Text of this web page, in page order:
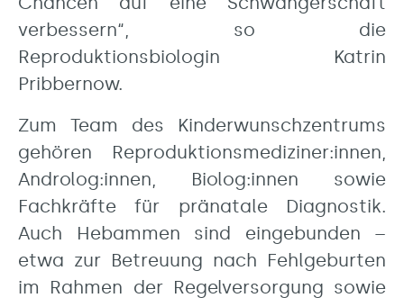
verbessern“, so die
Reproduktionsbiologin Katrin
Pribbernow.
Zum Team des Kinderwunschzentrums
gehören Reproduktionsmediziner:innen,
Androlog:innen, Biolog:innen sowie
Fachkräfte für pränatale Diagnostik.
Auch Hebammen sind eingebunden –
etwa zur Betreuung nach Fehlgeburten
im Rahmen der Regelversorgung sowie